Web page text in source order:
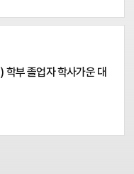
부 졸업자 학사가운 대